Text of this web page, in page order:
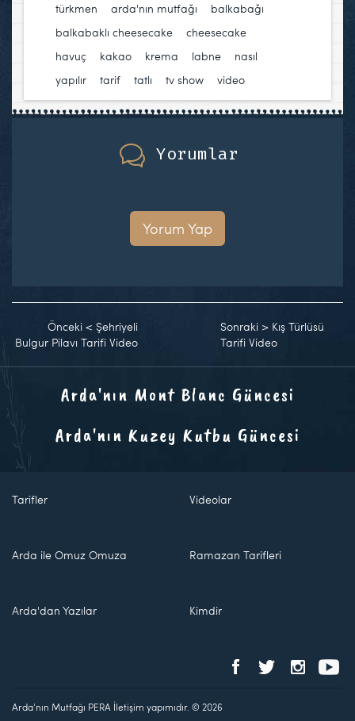
türkmen
arda'nın mutfağı balkabağı
balkabaklı cheesecake
cheesecake
havuç
kakao krema labne
nasıl
yapılır
tarif tatlı tv show video
Yorumlar
Yorum Yap
Önceki < Şehriyeli
Bulgur Pilavı Tarifi Video
Sonraki > Kış Türlüsü
Tarifi Video
Arda'nın Mont Blanc Güncesi
Arda'nın Kuzey Kutbu Güncesi
Tarifler Videolar
Arda ile Omuz Omuza Ramazan Tarifleri
Arda'dan Yazılar Kimdir
Arda'nın Mutfağı PERA İletişim yapımıdır. © 2026